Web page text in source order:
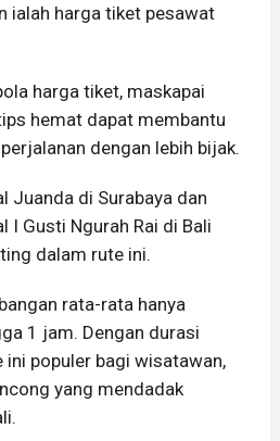
ialah harga tiket pesawat
harga tiket, maskapai
hemat dapat membantu
dengan lebih bijak.
Juanda di Surabaya dan
I Gusti Ngurah Rai di Bali
dalam rute ini.
rata-rata hanya
1 jam. Dengan durasi
populer bagi wisatawan,
yang mendadak